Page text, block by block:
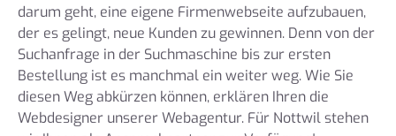
darum geht, eine eigene Firmenwebseite aufzubauen,
der es gelingt, neue Kunden zu gewinnen. Denn von der
Suchanfrage in der Suchmaschine bis zur ersten
Bestellung ist es manchmal ein weiter weg. Wie Sie
diesen Weg abkürzen können, erklären Ihren die
Webdesigner unserer Webagentur. Für Nottwil stehen